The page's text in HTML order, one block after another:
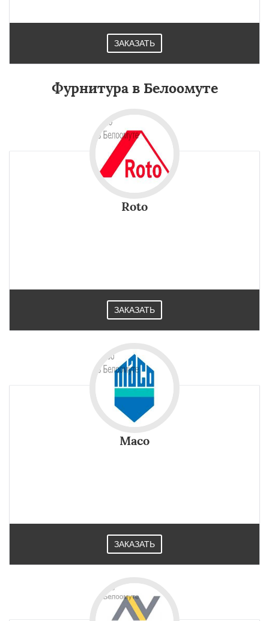
ЗАКАЗАТЬ
Фурнитура в Белоомуте
Roto
ЗАКАЗАТЬ
Maco
ЗАКАЗАТЬ